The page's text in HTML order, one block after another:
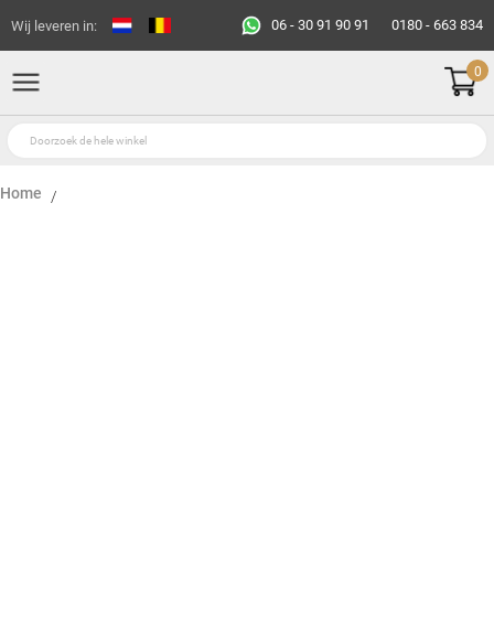
Wij leveren in: 06 - 30 91 90 91 0180 - 663 834
0
Home